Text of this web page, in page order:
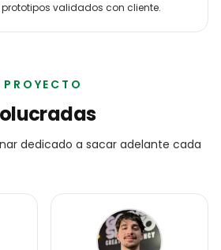
prototipos validados con cliente.
dedicado a sacar adelante cada